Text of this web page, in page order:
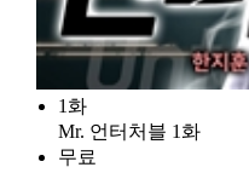
1화
Mr. 언터처블 1화
무료